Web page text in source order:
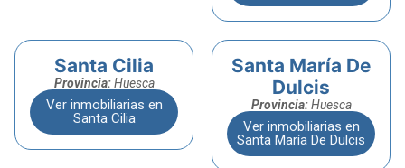
Santa Cilia
Provincia:Huesca
Ver inmobiliarias en
Santa Cilia
Santa María De
Dulcis
Provincia:Huesca
Ver inmobiliarias en
Santa María De Dulcis